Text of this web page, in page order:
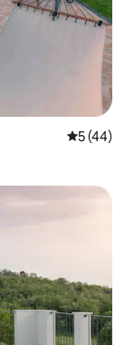
平均评分
5 (44)